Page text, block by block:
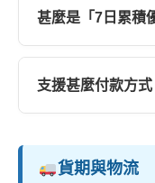
價」。收費公式如
費
結，系統會即時為
甚麼是「7日累積
註冊成為會員後，
（至第7晚 23:59）
額，達標即享折扣：
累積滿
支援甚麼付款方
AlipayHK (支付寶
貨款及服務費作為
貨期與物流